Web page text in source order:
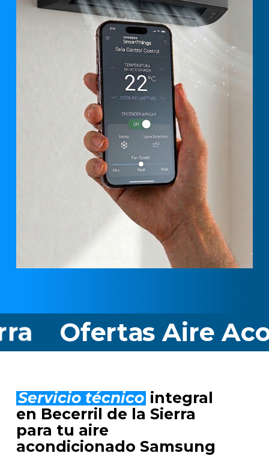
Aire
Servicio técnico integral
en Becerril de la Sierra
para tu aire
acondicionado Samsung